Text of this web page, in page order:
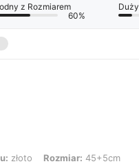
z Rozmiarem
60%
Duży
Rozmiar: 45+5cm
złoto Rozmiar: 45+5cm